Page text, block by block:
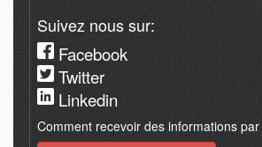
Suivez nous sur:
Facebook
Twitter
Linkedin
Comment recevoir des informations